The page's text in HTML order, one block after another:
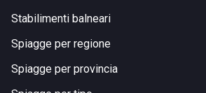
Stabilimenti balneari
Spiagge per regione
Spiagge per provincia